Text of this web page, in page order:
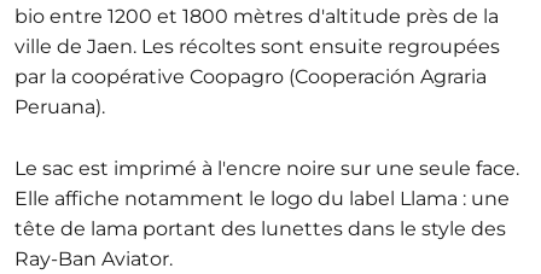
bio entre 1200 et 1800 mètres d'altitude près de la
ville de Jaen. Les récoltes sont ensuite regroupées
par la coopérative Coopagro (Cooperación Agraria
Peruana).
Le sac est imprimé à l'encre noire sur une seule face.
Elle affiche notamment le logo du label Llama : une
tête de lama portant des lunettes dans le style des
Ray-Ban Aviator.